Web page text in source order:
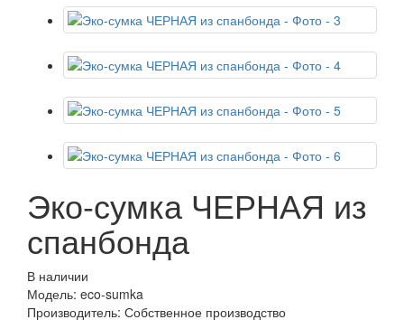
Эко-сумка ЧЕРНАЯ из
спанбонда
В наличии
Модель: eco-sumka
Производитель: Собственное производство